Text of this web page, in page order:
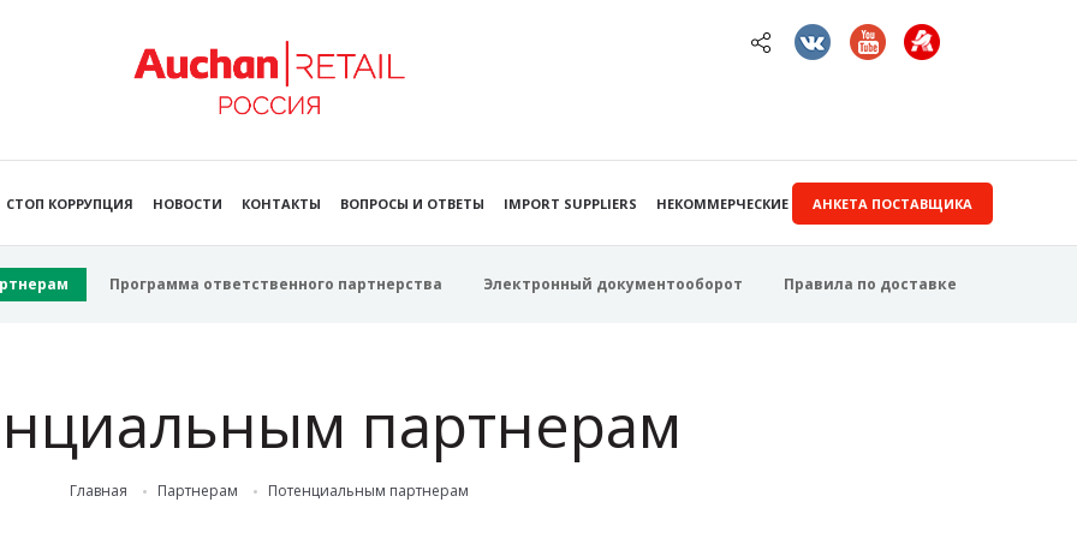
АНКЕТА ПОСТАВЩИКА
СТОП КОРРУПЦИЯ НОВОСТИ КОНТАКТЫ ВОПРОСЫ И ОТВЕТЫ IMPORT SUPPLIERS НЕКОММЕРЧЕСКИЕ ЗАКУПКИ
Программа ответственного партнерства Электронный документооборот Правила по доставке
партнерам
Главная Партнерам Потенциальным партнерам